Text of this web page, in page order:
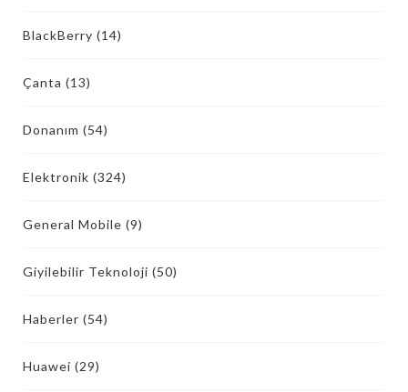
BlackBerry (14)
Çanta (13)
Donanım (54)
Elektronik (324)
General Mobile (9)
Giyilebilir Teknoloji (50)
Haberler (54)
Huawei (29)